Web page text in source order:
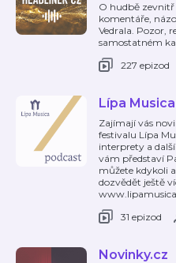
O hudbě
komentáře,
Vedrala. Pozor,
samostatném
227 epizod
Lípa
Zajímají vás
festivalu Lípa
interprety a
vám představí
můžete kdykoli
dozvědět ještě
31 epizod
Novinky.cz